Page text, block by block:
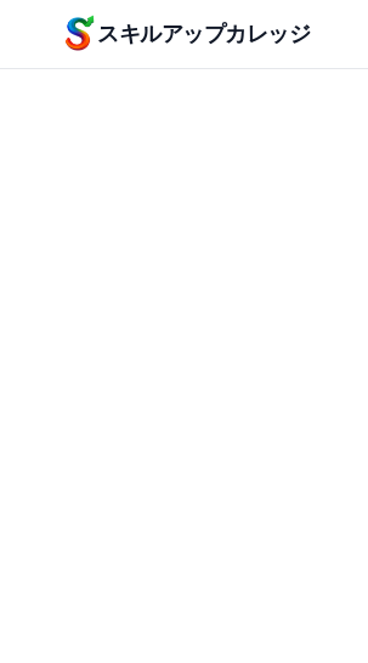
本文へスキップ
スキルアップカレッジ